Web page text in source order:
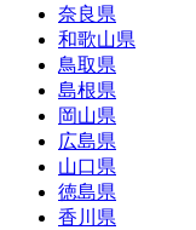
奈良県
和歌山県
鳥取県
島根県
岡山県
広島県
山口県
徳島県
香川県